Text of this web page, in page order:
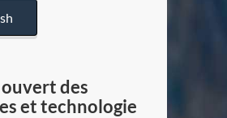
des
et technologie